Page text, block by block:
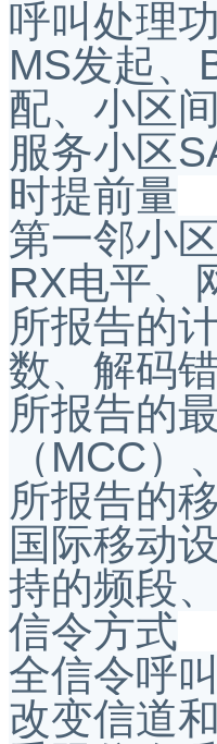
呼叫处理
MS发起、
配、小区
服务小区
时提前量
第一邻小
RX电平、
所报告的
数、解码
所报告的
（MCC
所报告的
国际移动
持的频段
信令方式
全信令呼
改变信道